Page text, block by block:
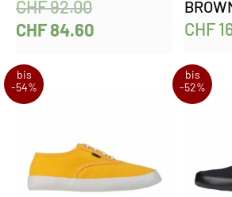
CHF92.00
CHF84.60 CHF
bis
-54%
bis
-52%